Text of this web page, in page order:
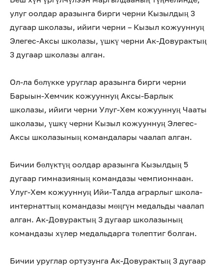
улуг оолдар аразынга бирги черни Кызылдың 3
дугаар школазы, ийиги черни – Кызыл кожууннуң
Элегес-Аксы школазы, үшкү черни Ак-Довурактың
3 дугаар школазы алган.
Ол-ла бөлүкке уруглар аразынга бирги черни
Барыын-Хемчик кожууннуң Аксы-Барлык
школазы, ийиги черни Улуг-Хем кожууннуң Чааты
школазы, үшкү черни Кызыл кожууннуң Элегес-
Аксы школазының командалары чаалап алган.
Бичии бөлүктүң оолдар аразынга Кызылдың 5
дугаар гимназияның командазы чемпионнаан.
Улуг-Хем кожууннуң Ийи-Талда аграрлыг школа-
интернаттың командазы мөңгүн медальды чаалап
алган. Ак-Довурактың 3 дугаар школазының
командазы хүлер медальдарга төлептиг болган.
Бичии уруглар ортузунга Ак-Довурактың 3 дугаар